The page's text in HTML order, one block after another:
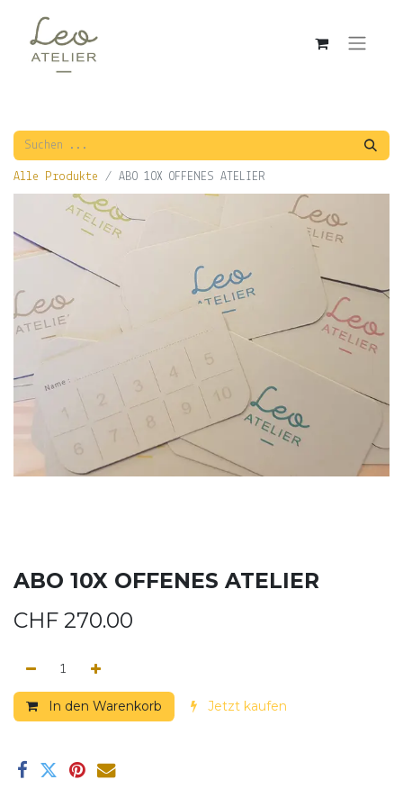
Alle Produkte ABO 10X OFFENES ATELIER
ABO 10X OFFENES ATELIER
CHF 270.00
In den Warenkorb Jetzt kaufen